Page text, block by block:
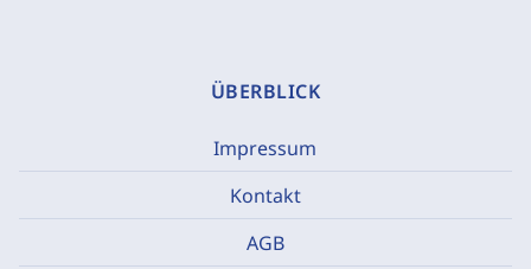
ÜBERBLICK
Impressum
Kontakt
AGB